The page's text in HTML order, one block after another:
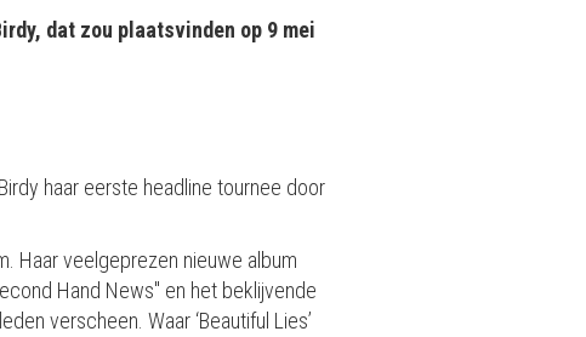
dat zou plaatsvinden op 9 mei
haar eerste headline tournee door
Haar veelgeprezen nieuwe album
Hand News" en het beklijvende
verscheen. Waar ‘Beautiful Lies’